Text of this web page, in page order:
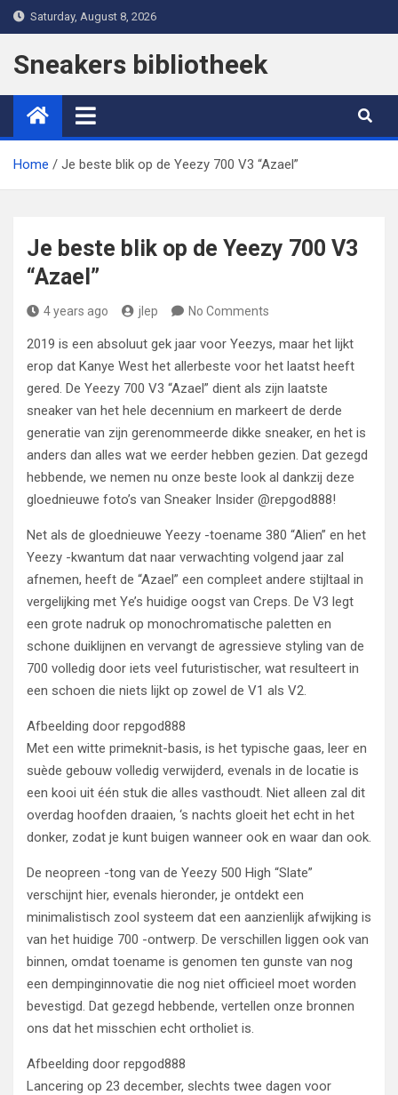
Skip
to
content
Saturday, August 8, 2026
Sneakers bibliotheek
Home Je beste blik op de Yeezy 700 V3 “Azael”
Je beste blik op de Yeezy 700 V3
“Azael”
4 years ago jlep No Comments
2019 is een absoluut gek jaar voor Yeezys, maar het lijkt
erop dat Kanye West het allerbeste voor het laatst heeft
gered. De Yeezy 700 V3 “Azael” dient als zijn laatste
sneaker van het hele decennium en markeert de derde
generatie van zijn gerenommeerde dikke sneaker, en het is
anders dan alles wat we eerder hebben gezien. Dat gezegd
hebbende, we nemen nu onze beste look al dankzij deze
gloednieuwe foto’s van Sneaker Insider @repgod888!
Net als de gloednieuwe Yeezy -toename 380 “Alien” en het
Yeezy -kwantum dat naar verwachting volgend jaar zal
afnemen, heeft de “Azael” een compleet andere stijltaal in
vergelijking met Ye’s huidige oogst van Creps. De V3 legt
een grote nadruk op monochromatische paletten en
schone duiklijnen en vervangt de agressieve styling van de
700 volledig door iets veel futuristischer, wat resulteert in
een schoen die niets lijkt op zowel de V1 als V2.
Afbeelding door repgod888
Met een witte primeknit-basis, is het typische gaas, leer en
suède gebouw volledig verwijderd, evenals in de locatie is
een kooi uit één stuk die alles vasthoudt. Niet alleen zal dit
overdag hoofden draaien, ‘s nachts gloeit het echt in het
donker, zodat je kunt buigen wanneer ook en waar dan ook.
De neopreen -tong van de Yeezy 500 High “Slate”
verschijnt hier, evenals hieronder, je ontdekt een
minimalistisch zool systeem dat een aanzienlijk afwijking is
van het huidige 700 -ontwerp. De verschillen liggen ook van
binnen, omdat toename is genomen ten gunste van nog
een dempinginnovatie die nog niet officieel moet worden
bevestigd. Dat gezegd hebbende, vertellen onze bronnen
ons dat het misschien echt ortholiet is.
Afbeelding door repgod888
Lancering op 23 december, slechts twee dagen voor